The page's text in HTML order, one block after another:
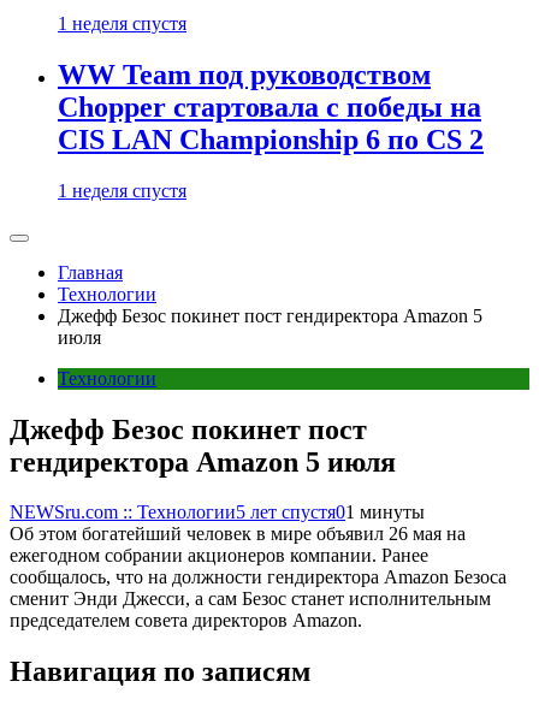
1 неделя спустя
WW Team под руководством
Chopper стартовала с победы на
CIS LAN Championship 6 по CS 2
1 неделя спустя
Главная
Технологии
Джефф Безос покинет пост гендиректора Amazon 5
июля
Технологии
Джефф Безос покинет пост
гендиректора Amazon 5 июля
NEWSru.com :: Технологии5 лет спустя01 минуты
Об этом богатейший человек в мире объявил 26 мая на
ежегодном собрании акционеров компании. Ранее
сообщалось, что на должности гендиректора Amazon Безоса
сменит Энди Джесси, а сам Безос станет исполнительным
председателем совета директоров Amazon.
Навигация по записям